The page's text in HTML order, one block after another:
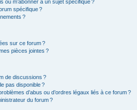
ou m’abonner à un sujet spécifique ?
spécifique ?
?
sur ce forum ?
pièces jointes ?
de discussions ?
pas disponible ?
d’abus ou d’ordres légaux liés à ce forum ?
du forum ?